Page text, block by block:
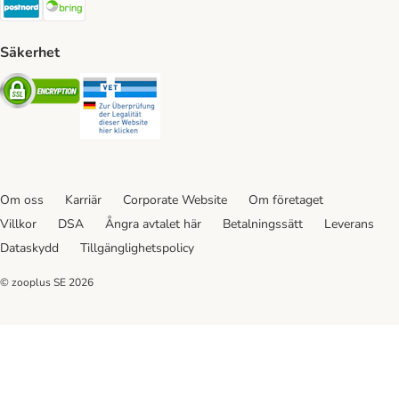
Säkerhet
Security
Om oss Karriär Corporate Website
Om företaget
Villkor
DSA Ångra avtalet här Betalningssätt
Leverans
Dataskydd
Tillgänglighetspolicy
© zooplus SE 2026